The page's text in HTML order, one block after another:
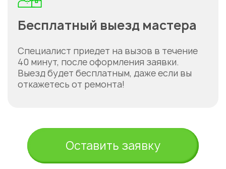
Бесплатный выезд мастера
Специалист приедет на вызов в течение
40 минут, после оформления заявки.
Выезд будет бесплатным, даже если вы
откажетесь от ремонта!
Оставить заявку